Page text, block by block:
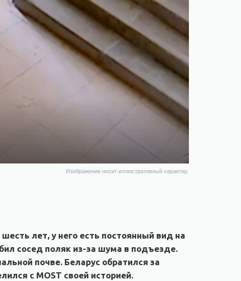
Изображение носит иллюстративный характер.
лет, у него есть постоянный вид на
сосед поляк из-за шума в подъезде.
почве. Беларус обратился за
с MOST своей историей.